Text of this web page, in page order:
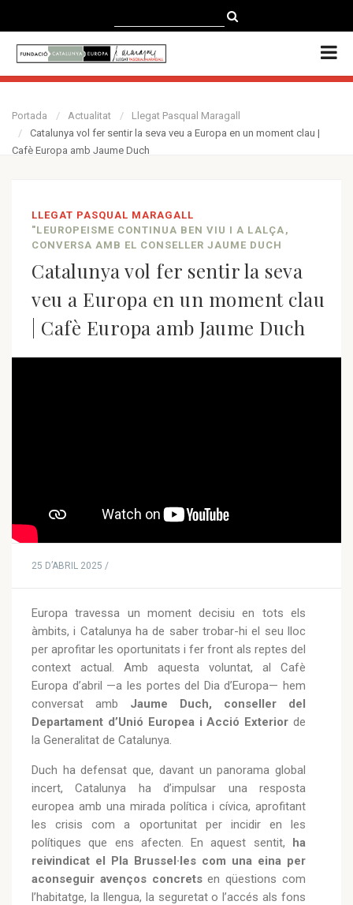
ENGLISH
Portada Actualitat
Llegat Pasqual Maragall
Catalunya vol fer sentir la seva veu a Europa en un moment clau |
Cafè Europa amb Jaume Duch
LLEGAT PASQUAL MARAGALL
"LEUROPEISME CONTINUA BEN VIU I A LALÇA,
CONVERSA AMB EL CONSELLER JAUME DUCH
Catalunya vol fer sentir la seva
veu a Europa en un moment clau
| Cafè Europa amb Jaume Duch
25 D’ABRIL 2025 /
Europa travessa un moment decisiu en tots els
àmbits, i Catalunya ha de saber trobar-hi el seu lloc
per aprofitar les oportunitats i fer front als reptes del
context actual. Amb aquesta voluntat, al Cafè
Europa d’abril —a les portes del Dia d’Europa— hem
conversat amb Jaume Duch, conseller del
Departament d’Unió Europea i Acció Exterior de
la Generalitat de Catalunya.
Duch ha defensat que, davant un panorama global
incert, Catalunya ha d’impulsar una resposta
europea amb una mirada política i cívica, aprofitant
les crisis com a oportunitat per incidir en les
polítiques que ens afecten. En aquest sentit, ha
reivindicat el Pla Brussel·les com una eina per
aconseguir avenços concretsen qüestions com
l’habitatge, la llengua, la seguretat o l’accés als fons